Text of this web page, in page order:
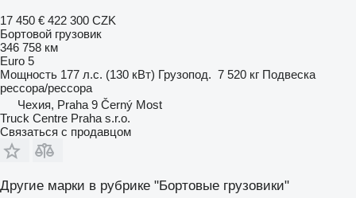
17 450 € 422 300 CZK
Бортовой грузовик
346 758 км
Euro 5
Мощность 177 л.с. (130 кВт) Грузопод. 7 520 кг Подвеска
рессора/рессора
Чехия, Praha 9 Černý Most
Truck Centre Praha s.r.o.
Связаться с продавцом
Другие марки в рубрике "Бортовые грузовики"